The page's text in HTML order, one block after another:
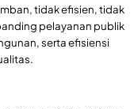
tidak efisien, tidak
pelayanan publik
serta efisiensi